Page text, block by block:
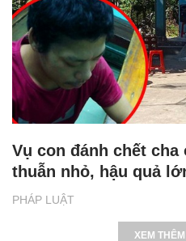
PHÁP LUẬT
Vụ con đánh chết cha
thuẫn nhỏ, hậu quả
XEM